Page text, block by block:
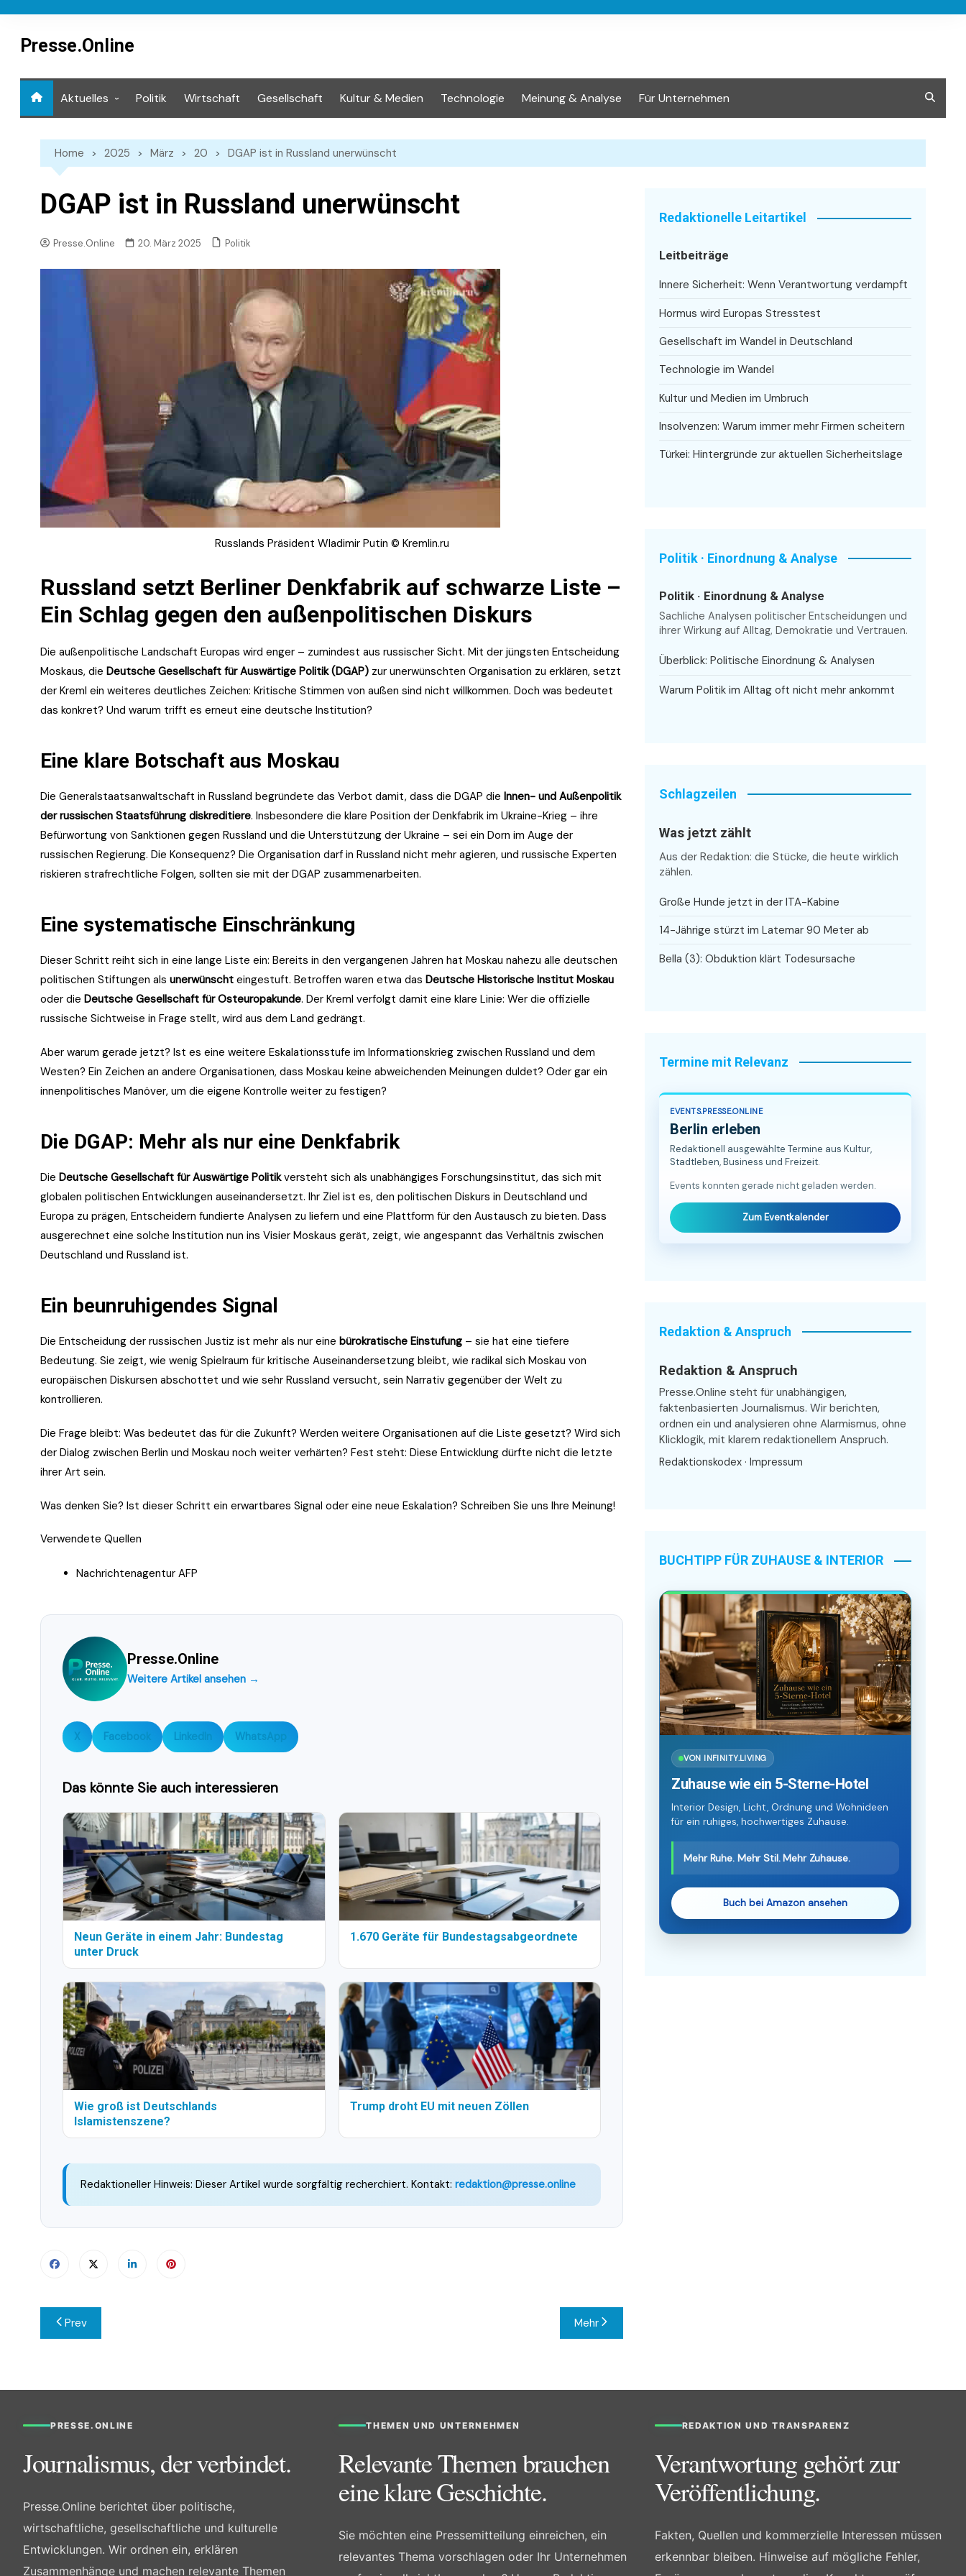
contentPresse.Online
Aktuelles Politik Wirtschaft Gesellschaft Kultur & Medien Technologie Meinung & Analyse Für Unternehmen
Home 2025 März 20 DGAP ist in Russland unerwünscht
DGAP ist in Russland unerwünscht
Presse.Online 20. März 2025 Politik
Russlands Präsident Wladimir Putin © Kremlin.ru
Russland setzt Berliner Denkfabrik auf schwarze Liste –
Ein Schlag gegen den außenpolitischen Diskurs
Die außenpolitische Landschaft Europas wird enger – zumindest aus russischer Sicht. Mit der jüngsten Entscheidung
Moskaus, die Deutsche Gesellschaft für Auswärtige Politik (DGAP) zur unerwünschten Organisation zu erklären, setzt
der Kreml ein weiteres deutliches Zeichen: Kritische Stimmen von außen sind nicht willkommen. Doch was bedeutet
das konkret? Und warum trifft es erneut eine deutsche Institution?
Eine klare Botschaft aus Moskau
Die Generalstaatsanwaltschaft in Russland begründete das Verbot damit, dass die DGAP die Innen- und Außenpolitik
der russischen Staatsführung diskreditiere. Insbesondere die klare Position der Denkfabrik im Ukraine-Krieg – ihre
Befürwortung von Sanktionen gegen Russland und die Unterstützung der Ukraine – sei ein Dorn im Auge der
russischen Regierung. Die Konsequenz? Die Organisation darf in Russland nicht mehr agieren, und russische Experten
riskieren strafrechtliche Folgen, sollten sie mit der DGAP zusammenarbeiten.
Eine systematische Einschränkung
Dieser Schritt reiht sich in eine lange Liste ein: Bereits in den vergangenen Jahren hat Moskau nahezu alle deutschen
politischen Stiftungen als unerwünscht eingestuft. Betroffen waren etwa das Deutsche Historische Institut Moskau
oder die Deutsche Gesellschaft für Osteuropakunde. Der Kreml verfolgt damit eine klare Linie: Wer die offizielle
russische Sichtweise in Frage stellt, wird aus dem Land gedrängt.
Aber warum gerade jetzt? Ist es eine weitere Eskalationsstufe im Informationskrieg zwischen Russland und dem
Westen? Ein Zeichen an andere Organisationen, dass Moskau keine abweichenden Meinungen duldet? Oder gar ein
innenpolitisches Manöver, um die eigene Kontrolle weiter zu festigen?
Die DGAP: Mehr als nur eine Denkfabrik
Die Deutsche Gesellschaft für Auswärtige Politikversteht sich als unabhängiges Forschungsinstitut, das sich mit
globalen politischen Entwicklungen auseinandersetzt. Ihr Ziel ist es, den politischen Diskurs in Deutschland und
Europa zu prägen, Entscheidern fundierte Analysen zu liefern und eine Plattform für den Austausch zu bieten. Dass
ausgerechnet eine solche Institution nun ins Visier Moskaus gerät, zeigt, wie angespannt das Verhältnis zwischen
Deutschland und Russland ist.
Ein beunruhigendes Signal
Die Entscheidung der russischen Justiz ist mehr als nur eine bürokratische Einstufung – sie hat eine tiefere
Bedeutung. Sie zeigt, wie wenig Spielraum für kritische Auseinandersetzung bleibt, wie radikal sich Moskau von
europäischen Diskursen abschottet und wie sehr Russland versucht, sein Narrativ gegenüber der Welt zu
kontrollieren.
Die Frage bleibt: Was bedeutet das für die Zukunft? Werden weitere Organisationen auf die Liste gesetzt? Wird sich
der Dialog zwischen Berlin und Moskau noch weiter verhärten? Fest steht: Diese Entwicklung dürfte nicht die letzte
ihrer Art sein.
Was denken Sie? Ist dieser Schritt ein erwartbares Signal oder eine neue Eskalation? Schreiben Sie uns Ihre Meinung!
Verwendete Quellen
Nachrichtenagentur AFP
Presse.Online
Weitere Artikel ansehen →
X Facebook LinkedIn WhatsApp
Das könnte Sie auch interessieren
Neun Geräte in einem Jahr: Bundestag
unter Druck
1.670 Geräte für Bundestagsabgeordnete
Wie groß ist Deutschlands
Islamistenszene?
Trump droht EU mit neuen Zöllen
Redaktioneller Hinweis: Dieser Artikel wurde sorgfältig recherchiert. Kontakt: redaktion@presse.online
Beitragsnavigation
Prev Mehr
Redaktionelle Leitartikel
Leitbeiträge
Innere Sicherheit: Wenn Verantwortung verdampft
Hormus wird Europas Stresstest
Gesellschaft im Wandel in Deutschland
Technologie im Wandel
Kultur und Medien im Umbruch
Insolvenzen: Warum immer mehr Firmen scheitern
Türkei: Hintergründe zur aktuellen Sicherheitslage
Politik · Einordnung & Analyse
Politik · Einordnung & Analyse
Sachliche Analysen politischer Entscheidungen und
ihrer Wirkung auf Alltag, Demokratie und Vertrauen.
Überblick: Politische Einordnung & Analysen
Warum Politik im Alltag oft nicht mehr ankommt
Schlagzeilen
Was jetzt zählt
Aus der Redaktion: die Stücke, die heute wirklich
zählen.
Große Hunde jetzt in der ITA-Kabine
14-Jährige stürzt im Latemar 90 Meter ab
Bella (3): Obduktion klärt Todesursache
Termine mit Relevanz
EVENTS.PRESSE.ONLINE
Berlin erleben
Redaktionell ausgewählte Termine aus Kultur,
Stadtleben, Business und Freizeit.
Events konnten gerade nicht geladen werden.
Zum Eventkalender
Redaktion & Anspruch
Redaktion & Anspruch
Presse.Online steht für unabhängigen,
faktenbasierten Journalismus. Wir berichten,
ordnen ein und analysieren ohne Alarmismus, ohne
Klicklogik, mit klarem redaktionellem Anspruch.
Redaktionskodex · Impressum
BUCHTIPP FÜR ZUHAUSE & INTERIOR
VON INFINITY.LIVING
Zuhause wie ein 5-Sterne-Hotel
Interior Design, Licht, Ordnung und Wohnideen
für ein ruhiges, hochwertiges Zuhause.
Mehr Ruhe. Mehr Stil. Mehr Zuhause.
Buch bei Amazon ansehen
PRESSE.ONLINE
Journalismus, der verbindet.
Presse.Online berichtet über politische,
wirtschaftliche, gesellschaftliche und kulturelle
Entwicklungen. Wir ordnen ein, erklären
Zusammenhänge und machen relevante Themen
THEMEN UND UNTERNEHMEN
Relevante Themen brauchen
eine klare Geschichte.
Sie möchten eine Pressemitteilung einreichen, ein
relevantes Thema vorschlagen oder Ihr Unternehmen
REDAKTION UND TRANSPARENZ
Verantwortung gehört zur
Veröffentlichung.
Fakten, Quellen und kommerzielle Interessen müssen
erkennbar bleiben. Hinweise auf mögliche Fehler,